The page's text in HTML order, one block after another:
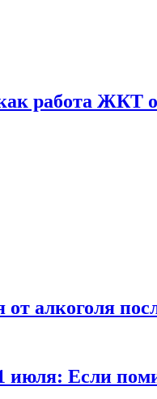
работа ЖКТ
от алкоголя
Если